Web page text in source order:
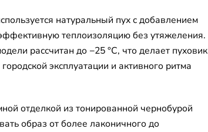
натуральный пух с добавлением
теплоизоляцию без утяжеления.
рассчитан до −25 °C, что делает пуховик
эксплуатации и активного ритма
отделкой из тонированной чернобурой
образ от более лаконичного до